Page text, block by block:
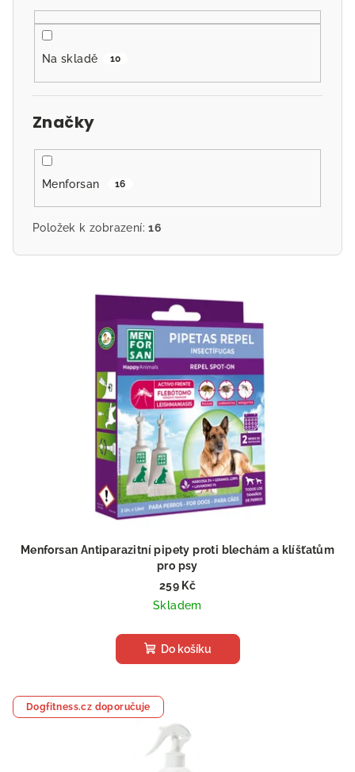
Na skladě 10
Značky
Menforsan 16
Položek k zobrazení:16
Menforsan Antiparazitní pipety proti blechám a klíšťatům
pro psy
259 Kč
Skladem
Do košíku
Dogfitness.cz doporučuje